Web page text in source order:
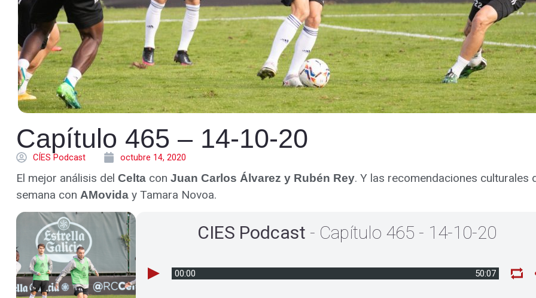
Capítulo 465 – 14-10-20
CÍES Podcast octubre 14, 2020
El mejor análisis del Celta con Juan Carlos Álvarez y Rubén Rey. Y las recomendaciones culturales
semana con AMovida y Tamara Novoa.
CIES Podcast - Capítulo 465 - 14-10-20
00:00 50:07